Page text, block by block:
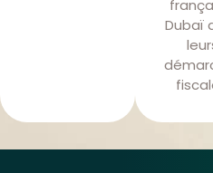
Dubaï